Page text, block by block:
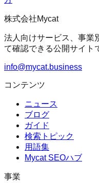
株式会社Mycat
法人向けサービス、事業
て確認できる公開サイト
info@mycat.business
コンテンツ
ニュース
ブログ
ガイド
検索トピック
用語集
Mycat SEOハブ
事業